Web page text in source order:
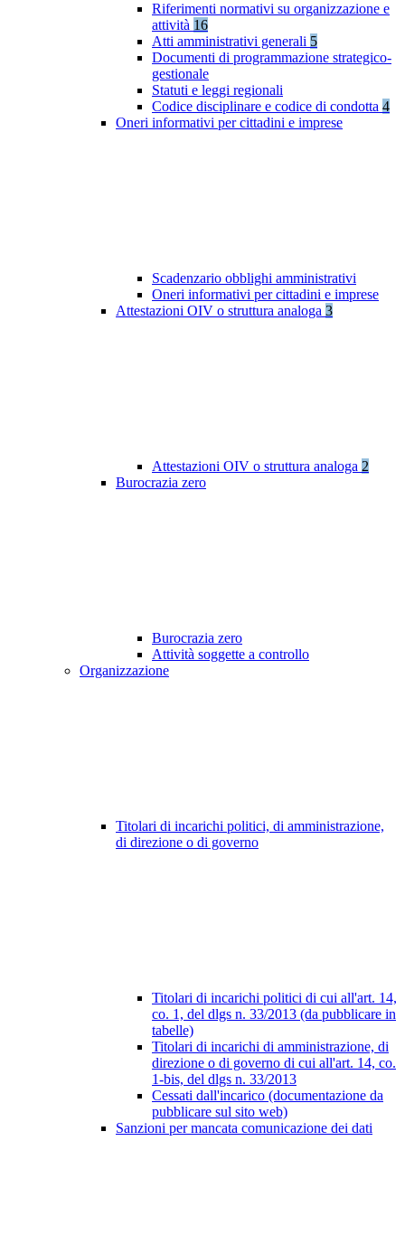
Riferimenti normativi su organizzazione e
attività 16
Atti amministrativi generali 5
Documenti di programmazione strategico-
gestionale
Statuti e leggi regionali
Codice disciplinare e codice di condotta 4
Oneri informativi per cittadini e imprese
Scadenzario obblighi amministrativi
Oneri informativi per cittadini e imprese
Attestazioni OIV o struttura analoga 3
Attestazioni OIV o struttura analoga 2
Burocrazia zero
Burocrazia zero
Attività soggette a controllo
Organizzazione
Titolari di incarichi politici, di amministrazione,
di direzione o di governo
Titolari di incarichi politici di cui all'art. 14,
co. 1, del dlgs n. 33/2013 (da pubblicare in
tabelle)
Titolari di incarichi di amministrazione, di
direzione o di governo di cui all'art. 14, co.
1-bis, del dlgs n. 33/2013
Cessati dall'incarico (documentazione da
pubblicare sul sito web)
Sanzioni per mancata comunicazione dei dati